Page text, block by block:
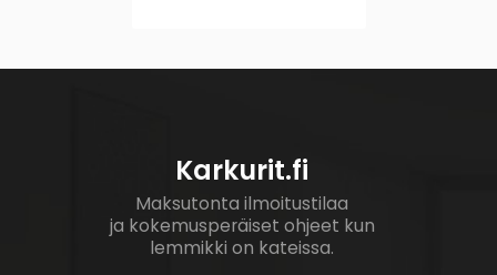
Karkurit.fi
Maksutonta ilmoitustilaa
ja kokemusperäiset ohjeet kun
lemmikki on kateissa.